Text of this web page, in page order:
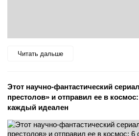
Читать дальше
Этот научно-фантастический
престолов» и отправил ее в
каждый идеален